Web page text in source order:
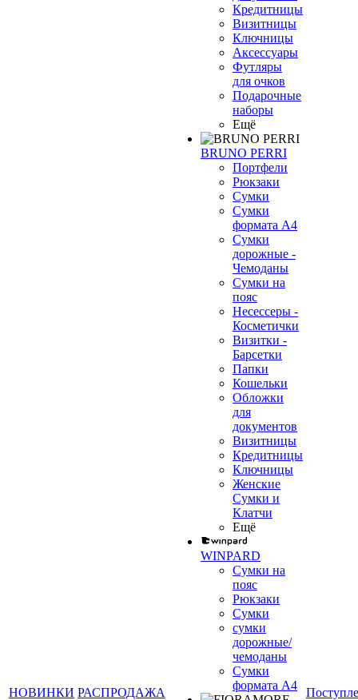
НОВИНКИ РАСПРОДАЖА
Кредитницы
Визитницы
Ключницы
Аксессуары
Футляры
для очков
Подарочные
наборы
Ещё
BRUNO PERRI
Портфели
Рюкзаки
Сумки
Сумки
формата А4
Сумки
дорожные -
Чемоданы
Сумки на
пояс
Несессеры -
Косметички
Визитки -
Барсетки
Папки
Кошельки
Обложки
для
документов
Визитницы
Кредитницы
Ключницы
Женские
Сумки и
Клатчи
Ещё
WINPARD
Сумки на
пояс
Рюкзаки
Сумки
сумки
дорожные/
чемоданы
Сумки
формата А4